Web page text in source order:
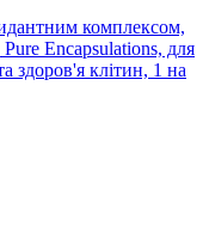
комплексом,
Encapsulations, для
здоров'я клітин, 1 на